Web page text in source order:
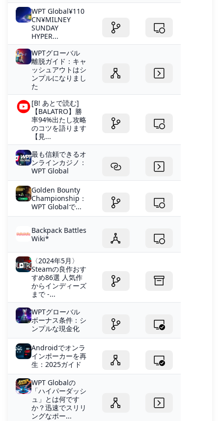
WPT Global¥110
CN¥MILNEY
SUNDAY
HYPER...
WPTグローバル
離脱ガイド：キャ
ッシュアウトはシ
ンプルになりまし
た
[B! あとで読む]
【BALATRO】勝
率94%出たし攻略
のコツを語ります
【見...
最も信頼できるオ
ンラインカジノ：
WPT Global
Golden Bounty
Championship：
WPT​​ Globalで...
Backpack Battles
Wiki*
〈2024年5月〉
Steamの良作おす
すめ86選 人気作
からインディーズ
まで -...
WPTグローバル
ボーナス条件：シ
ンプルな現金化
Androidでオンラ
インポーカーを再
生：2025ガイド
WPT Globalの
「ハイパーダッシ
ュ」とは何です
か？迅速でスリリ
ングなポー...